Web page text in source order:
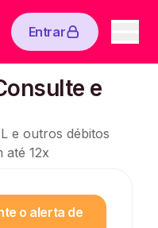
Entrar
e
e outros débitos
até 12x
o alerta de